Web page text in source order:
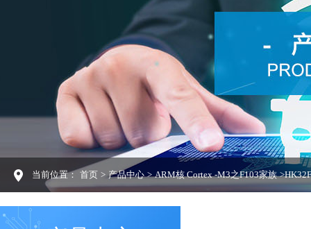
当前位置： 首页 > 产品中心 > ARM核 Cortex -M3之F103家族